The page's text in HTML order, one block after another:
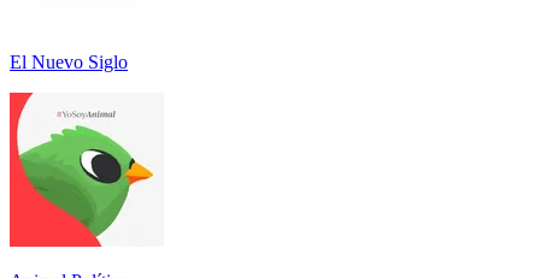
El Nuevo Siglo